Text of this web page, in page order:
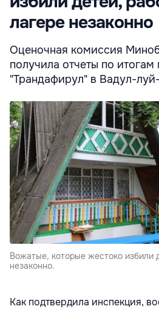
лагере незаконно
Оценочная комиссия
получила отчеты по итогам
"Трандафирул" в Вадул-
Вожатые, которые жестоко избили
незаконно.
Как подтвердила инспекция,